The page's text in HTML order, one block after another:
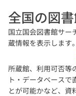
全国の図
国立国会図書館サー
蔵情報を表示します。
所蔵館、利用可否等
ト・データベース
とが可能かなど、資